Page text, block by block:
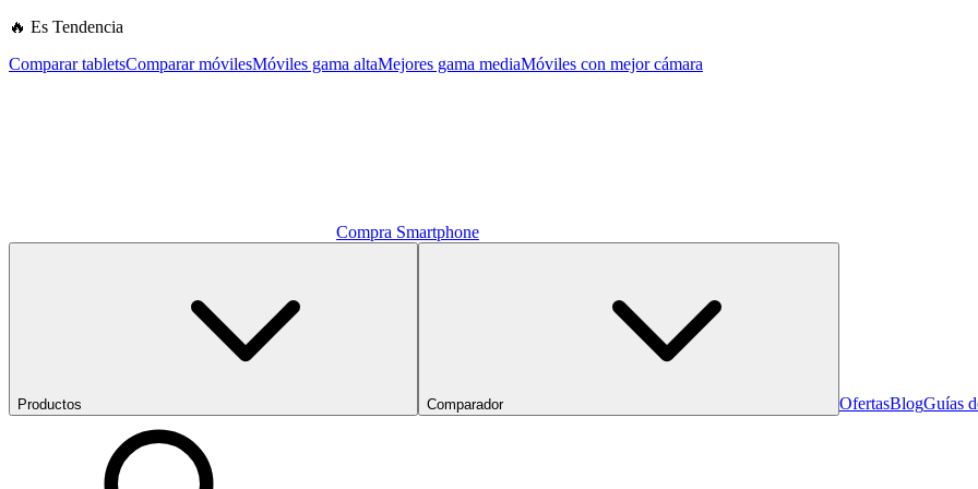
🔥 Es Tendencia
Comparar tabletsComparar móvilesMóviles gama altaMejores gama mediaMóviles con mejor cámara
Compra Smartphone
Productos Comparador OfertasBlogGuías